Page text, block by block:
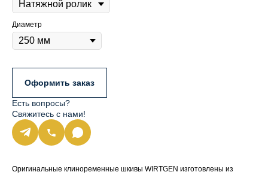
Диаметр
Оформить заказ
Есть вопросы?
Свяжитесь с нами!
Оригинальные клиноременные шкивы WIRTGEN изготовлены из